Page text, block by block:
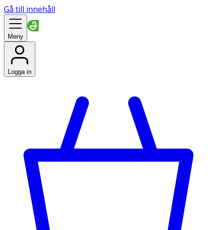
Gå till innehåll
Meny
Logga in